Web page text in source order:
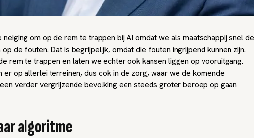
neiging om op de rem te trappen bij AI omdat we als maatschappij snel de
de fouten. Dat is begrijpelijk, omdat die fouten ingrijpend kunnen zijn.
rem te trappen en laten we echter ook kansen liggen op vooruitgang.
er op allerlei terreinen, dus ook in de zorg, waar we de komende
verder vergrijzende bevolking een steeds groter beroep op gaan
algoritme